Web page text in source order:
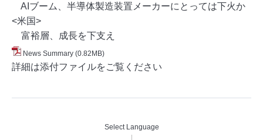
AIブーム、半導体製造装置メーカーにとっては下火か
<米国>
富裕層、成長を下支え
News Summary (0.82MB)
詳細は添付ファイルをご覧ください
Select Language